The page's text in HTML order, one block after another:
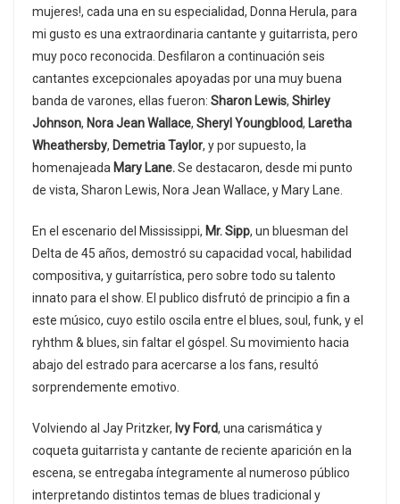
mujeres!, cada una en su especialidad, Donna Herula, para
mi gusto es una extraordinaria cantante y guitarrista, pero
muy poco reconocida. Desfilaron a continuación seis
cantantes excepcionales apoyadas por una muy buena
banda de varones, ellas fueron: Sharon Lewis, Shirley
Johnson, Nora Jean Wallace, Sheryl Youngblood, Laretha
Wheathersby, Demetria Taylor, y por supuesto, la
homenajeada Mary Lane.Se destacaron, desde mi punto
de vista, Sharon Lewis, Nora Jean Wallace, y Mary Lane.
En el escenario del Mississippi, Mr. Sipp, un bluesman del
Delta de 45 años, demostró su capacidad vocal, habilidad
compositiva, y guitarrística, pero sobre todo su talento
innato para el show. El publico disfrutó de principio a fin a
este músico, cuyo estilo oscila entre el blues, soul, funk, y el
ryhthm & blues, sin faltar el góspel. Su movimiento hacia
abajo del estrado para acercarse a los fans, resultó
sorprendemente emotivo.
Volviendo al Jay Pritzker, Ivy Ford, una carismática y
coqueta guitarrista y cantante de reciente aparición en la
escena, se entregaba íntegramente al numeroso público
interpretando distintos temas de blues tradicional y